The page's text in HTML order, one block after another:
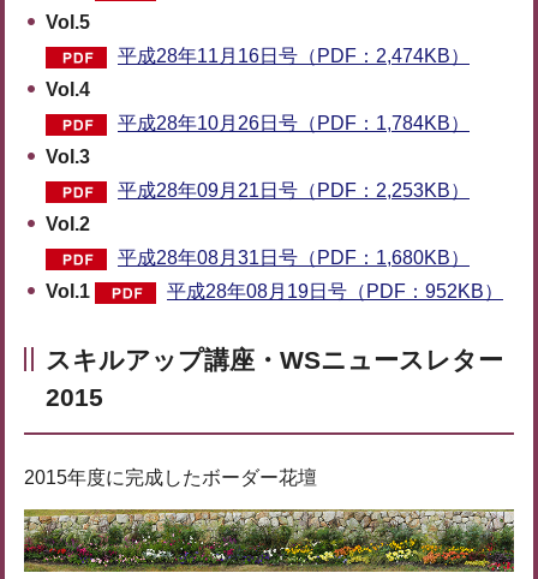
Vol.5
平成28年11月16日号（PDF：2,474KB）
Vol.4
平成28年10月26日号（PDF：1,784KB）
Vol.3
平成28年09月21日号（PDF：2,253KB）
Vol.2
平成28年08月31日号（PDF：1,680KB）
Vol.1
平成28年08月19日号（PDF：952KB）
スキルアップ講座・WSニュースレター
2015
2015年度に完成したボーダー花壇